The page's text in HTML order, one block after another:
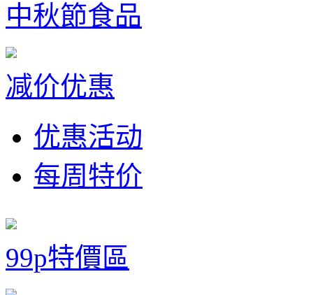
中秋節食品
减价优惠
优惠活动
每周特价
99p特價區